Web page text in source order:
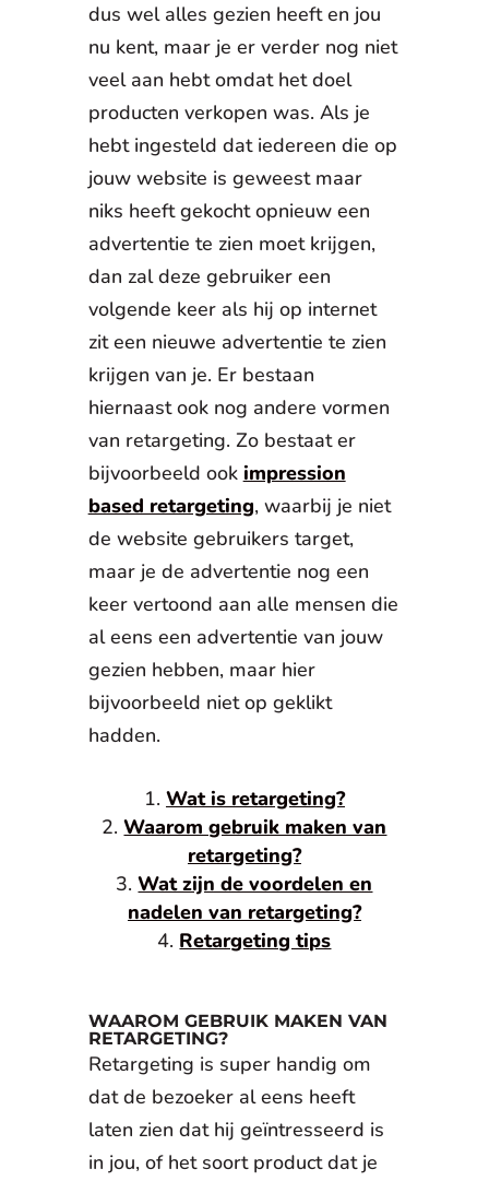
dus wel alles gezien heeft en jou
nu kent, maar je er verder nog niet
veel aan hebt omdat het doel
producten verkopen was. Als je
hebt ingesteld dat iedereen die op
jouw website is geweest maar
niks heeft gekocht opnieuw een
advertentie te zien moet krijgen,
dan zal deze gebruiker een
volgende keer als hij op internet
zit een nieuwe advertentie te zien
krijgen van je. Er bestaan
hiernaast ook nog andere vormen
van retargeting. Zo bestaat er
bijvoorbeeld ook impression
based retargeting, waarbij je niet
de website gebruikers target,
maar je de advertentie nog een
keer vertoond aan alle mensen die
al eens een advertentie van jouw
gezien hebben, maar hier
bijvoorbeeld niet op geklikt
hadden.
Wat is retargeting?
Waarom gebruik maken van
retargeting?
Wat zijn de voordelen en
nadelen van retargeting?
Retargeting tips
WAAROM GEBRUIK MAKEN VAN
RETARGETING?
Retargeting is super handig om
dat de bezoeker al eens heeft
laten zien dat hij geïntresseerd is
in jou, of het soort product dat je